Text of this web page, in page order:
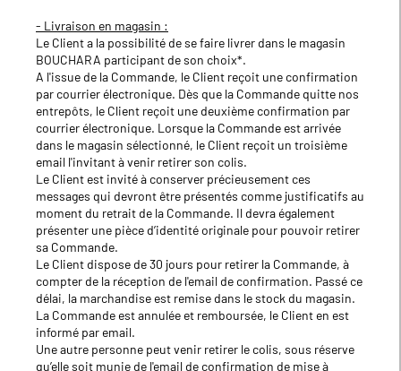
- Livraison en magasin :
Le Client a la possibilité de se faire livrer dans le magasin
BOUCHARA participant de son choix*.
A l'issue de la Commande, le Client reçoit une confirmation
par courrier électronique. Dès que la Commande quitte nos
entrepôts, le Client reçoit une deuxième confirmation par
courrier électronique. Lorsque la Commande est arrivée
dans le magasin sélectionné, le Client reçoit un troisième
email l'invitant à venir retirer son colis.
Le Client est invité à conserver précieusement ces
messages qui devront être présentés comme justificatifs au
moment du retrait de la Commande. Il devra également
présenter une pièce d’identité originale pour pouvoir retirer
sa Commande.
Le Client dispose de 30 jours pour retirer la Commande, à
compter de la réception de l'email de confirmation. Passé ce
délai, la marchandise est remise dans le stock du magasin.
La Commande est annulée et remboursée, le Client en est
informé par email.
Une autre personne peut venir retirer le colis, sous réserve
qu’elle soit munie de l'email de confirmation de mise à